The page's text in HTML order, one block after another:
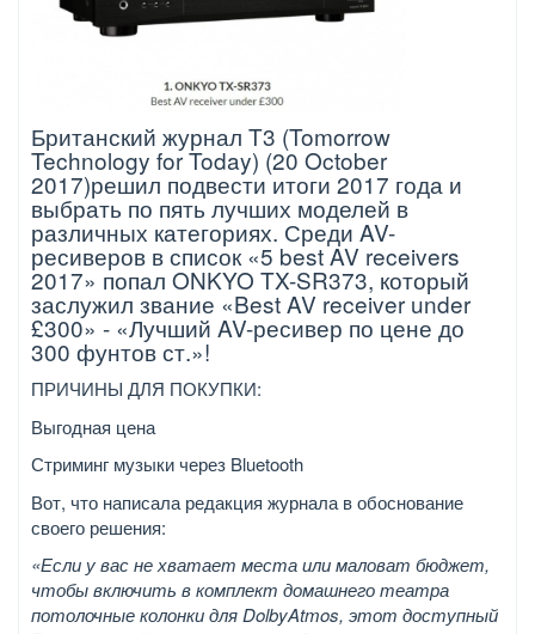
Британский журнал T3 (Tomorrow
Technology for Today) (20 October
2017)решил подвести итоги 2017 года и
выбрать по пять лучших моделей в
различных категориях. Среди AV-
ресиверов в список «5 best AV receivers
2017» попал ONKYO TX-SR373, который
заслужил звание «Best AV receiver under
£300» - «Лучший AV-ресивер по цене до
300 фунтов ст.»!
ПРИЧИНЫ ДЛЯ ПОКУПКИ:
Выгодная цена
Стриминг музыки через Bluetooth
Вот, что написала редакция журнала в обоснование
своего решения:
«Если у вас не хватает места или маловат бюджет,
чтобы включить в комплект домашнего театра
потолочные колонки для DolbyAtmos, этот доступный